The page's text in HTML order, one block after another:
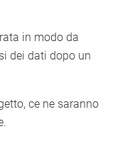
in modo da
dei dati dopo un
ce ne saranno